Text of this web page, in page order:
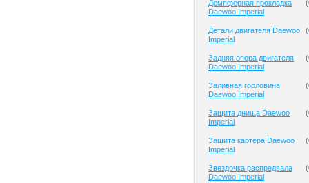
Демпферная прокладка
Daewoo Imperial
(
Детали двигателя Daewoo
Imperial
(
Задняя опора двигателя
Daewoo Imperial
(
Заливная горловина
Daewoo Imperial
(
Защита днища Daewoo
Imperial
(
Защита картера Daewoo
Imperial
(
Звездочка распредвала
Daewoo Imperial
(